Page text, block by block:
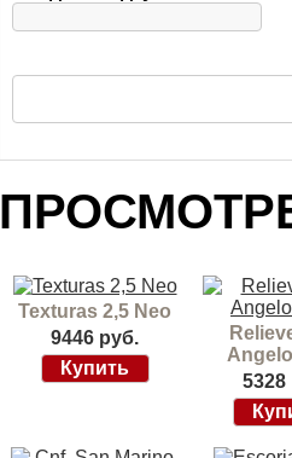
Texturas 2,5 Neo
9446 руб.
5328